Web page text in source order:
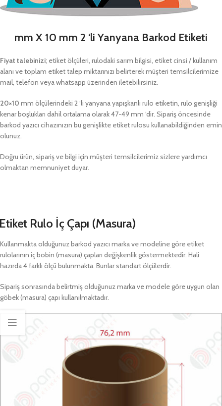
mm X 10 mm 2 ‘li Yanyana Barkod Etiketi
Fiyat talebinizi; etiket ölçüleri, rulodaki sarım bilgisi, etiket cinsi / kullanım
alanı ve toplam etiket talep miktarınızı belirterek müşteri temsilcilerimize
mail, telefon veya whatsapp üzerinden iletebilirsiniz.
20×10 mm ölçülerindeki 2 ‘li yanyana yapışkanlı rulo etiketin, rulo genişliği
kenar boşlukları dahil ortalama olarak 47-49 mm ‘dir. Sipariş öncesinde
barkod yazıcı cihazınızın bu genişlikte etiket rulosu kullanabildiğinden emin
olunuz.
Doğru ürün, sipariş ve bilgi için müşteri temsilcilerimiz sizlere yardımcı
olmaktan memnuniyet duyar.
Rulo İç Çapı (Masura)
Kullanmakta olduğunuz barkod yazıcı marka ve modeline göre etiket
rulolarının iç bobin (masura) çapları değişkenlik göstermektedir. Hali
hazırda 4 farklı ölçü bulunmakta. Bunlar standart ölçülerdir.
Sipariş sonrasında belirtmiş olduğunuz marka ve modele göre uygun olan
göbek (masura) çapı kullanılmaktadır.